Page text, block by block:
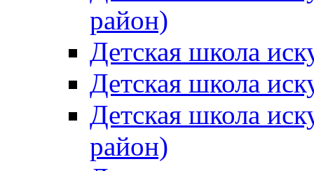
район)
Детская школа
Детская школа
Детская школа
район)